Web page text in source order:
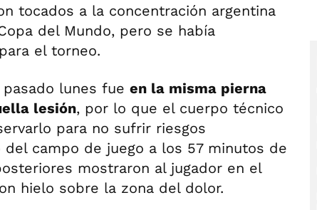
tocados a la concentración argentina
del Mundo, pero se había
el torneo.
lunes fue en la misma pierna
lesión, por lo que el cuerpo técnico
para no sufrir riesgos
del campo de juego a los 57 minutos de
mostraron al jugador en el
hielo sobre la zona del dolor.